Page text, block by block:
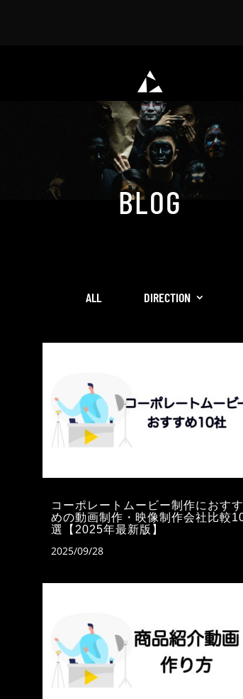
BLOG
ALL DIRECTION
コーポレートムービー制作におすす
めの動画制作・映像制作会社比較
選【2025年最新版】
2025/09/28